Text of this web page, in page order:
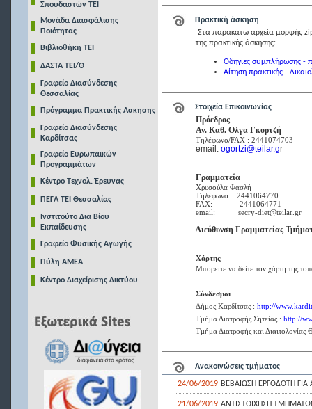
Σπουδαστών ΤΕΙ
Μονάδα Διασφάλισης
Ποιότητας
Βιβλιοθήκη ΤΕΙ
ΔΑΣΤΑ ΤΕΙ/Θ
Γραφείο Διασύνδεσης
Θεσσαλίας
Πρόγραμμα Πρακτικής Ασκησης
Γραφείο Διασύνδεσης
Καρδίτσας
Γραφείο Ευρωπαικών
Προγραμμάτων
Κέντρο Τεχνολ. Έρευνας
ΠΕΓΑ ΤΕΙ Θεσσαλίας
Ινστιτούτο Δια Βίου
Εκπαίδευσης
Γραφείο Φυσικής Αγωγής
Πύλη ΑΜΕΑ
Κέντρο Διαχείρισης Δικτύου
Πρακτική άσκηση
Στα παρακάτω αρχεία μορφής zip
της πρακτικής άσκησης:
Οδηγίες συμπλήρωσης -
Αίτηση πρακτικής -
Στοιχεία Επικοινωνίας
Πρόεδρος
Αν. Καθ. Ολγα Γκορτζή
Τηλέφωνο/FAX : 2441074703
email: ogortzi@teilar.gr
Γραμματεία
Χρυσούλα Φασλή
Τηλέφωνο:
2441064770
FAX: 2441064771
email: secry-diet@teilar gr
Διεύθυνση Γραμματείας
Χάρτης
Μπορείτε να δείτε τον χάρτη της
Σύνδεσμοι
Δήμος Καρδίτσας : http://
Τμήμα Διατροφής Σητείας : http://
Τμήμα Διατροφής και Διαιτολογίας
Ανακοινώσεις τμήματος
24/06/2019 ΒΕΒΑΙΩΣΗ ΕΡΓΟΔΟΤΗ
21/06/2019 ΑΝΤΙΣΤΟΙΧΗΣΗ